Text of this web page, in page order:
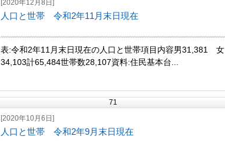
[2020年12月8日]
人口と世帯 令和2年11月末日現在
表:令和2年11月末日現在の人口と世帯項目内容男31,381 女
34,103計65,484世帯数28,107資料:住民基本台...
71
[2020年10月6日]
人口と世帯 令和2年9月末日現在